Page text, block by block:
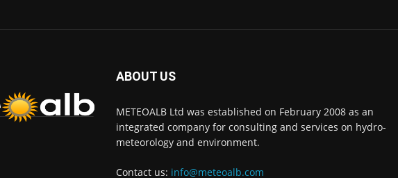
ABOUT US
METEOALB Ltd was established on February 2008 as an
integrated company for consulting and services on hydro-
meteorology and environment.
Contact us: info@meteoalb.com